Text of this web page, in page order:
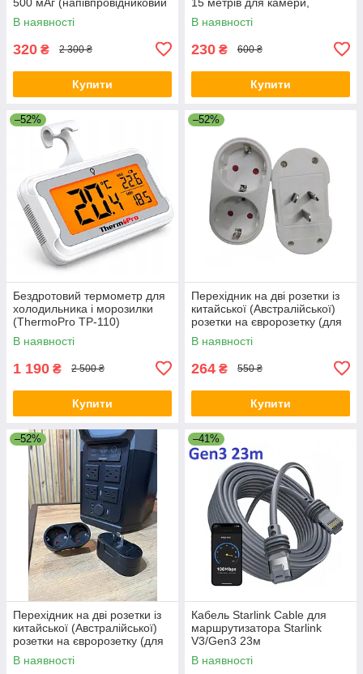
сенсор, 10 мундштуків +
чохол)
В наявності
320 ₴ 2 300 ₴
Купити
роутера, LED стрічки
В наявності
230 ₴ 600 ₴
Купити
–52%
Бездротовий термометр для
холодильника і морозилки
(ThermoPro TP-110)
В наявності
1 190 ₴ 2 500 ₴
Купити
–52%
Перехідник на дві розетки із
китайської (Австралійської)
розетки на євророзетку (для
Ecoflow) 10А / 250В для
подорожей Білий
В наявності
264 ₴ 550 ₴
Купити
–52%
Перехідник на дві розетки із
китайської (Австралійської)
розетки на євророзетку (для
Ecoflow) 10А / 250В для
подорожей Чорний
В наявності
–41%
Кабель Starlink Cable для
маршрутизатора Starlink
V3/Gen3 23м
В наявності